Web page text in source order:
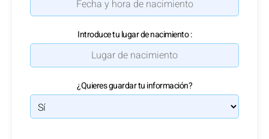
Introduce tu lugar de nacimiento :
¿Quieres guardar tu información?